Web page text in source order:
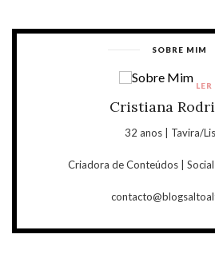
SOBRE MIM
Cristiana
32 anos | Tavira/
Criadora de Conteúdos |